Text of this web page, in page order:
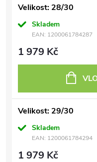
Velikost: 28/30
Skladem
EAN: 1200061784287
1 979 Kč
Velikost: 29/30
Skladem
EAN: 1200061784294
1 979 Kč